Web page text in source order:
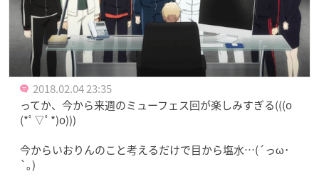
2018.02.04 23:35
ってか、今から来週のミューフェス回が楽しみすぎる(((o
(*ﾟ▽ﾟ*)o)))
今からいおりんのこと考えるだけで目から塩水…(´っω･
`｡)